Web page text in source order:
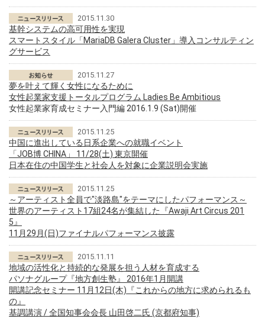
2015.11.30
基幹システムの高可用性を実現
スマートスタイル「MariaDB Galera Cluster」導入コンサルティン
グサービス
2015.11.27
夢を叶えて輝く女性になるために
女性起業家支援トータルプログラム Ladies Be Ambitious
女性起業家育成セミナー入門編 2016.1.9 (Sat)開催
2015.11.25
中国に進出している日系企業への就職イベント
「JOB博 CHINA」 11/28(土) 東京開催
日本在住の中国学生と社会人を対象に企業説明会実施
2015.11.25
～アーティスト全員で"淡路島"をテーマにしたパフォーマンス～
世界のアーティスト17組24名が集結した『Awaji Art Circus 201
5』
11月29月(日)ファイナルパフォーマンス披露
2015.11.11
地域の活性化と持続的な発展を担う人材を育成する
パソナグループ『地方創生塾』 2016年1月開講
開講記念セミナー 11月12日(木)『これからの地方に求められるも
の』
基調講演 / 全国知事会会長 山田啓二氏 (京都府知事)